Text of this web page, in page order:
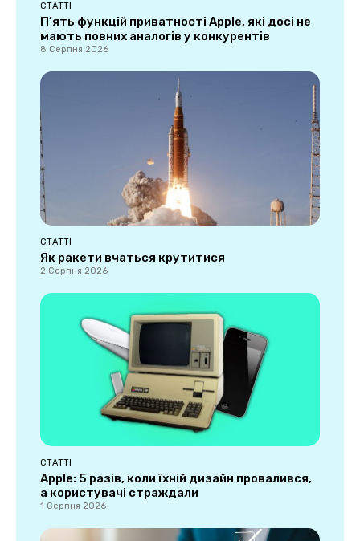
СТАТТІ
П’ять функцій приватності Apple, які досі не
мають повних аналогів у конкурентів
8 Серпня 2026
СТАТТІ
Як ракети вчаться крутитися
2 Серпня 2026
СТАТТІ
Apple: 5 разів, коли їхній дизайн провалився,
а користувачі страждали
1 Серпня 2026